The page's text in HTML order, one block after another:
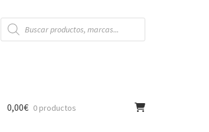
Búsqueda
de
productos
0,00€ 0 productos